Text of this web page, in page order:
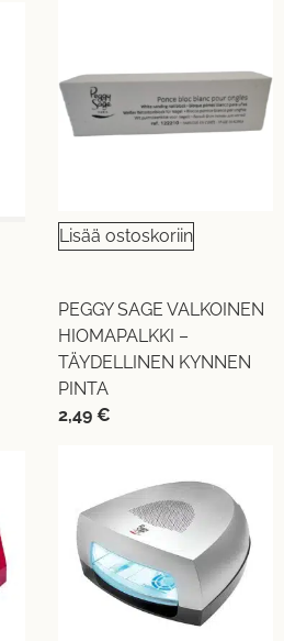
Lisää ostoskoriin
PEGGY SAGE VALKOINEN
HIOMAPALKKI –
TÄYDELLINEN KYNNEN
PINTA
2,49€